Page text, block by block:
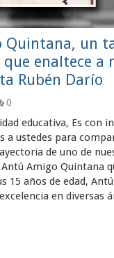
Quintana, un
que enaltece a
Rubén Darío
0
educativa, Es con
a ustedes para
de uno de
Amigo Quintana
15 años de edad,
en diversas